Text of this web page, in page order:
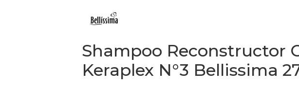
Shampoo Reconstructor
Keraplex N°3 Bellissima